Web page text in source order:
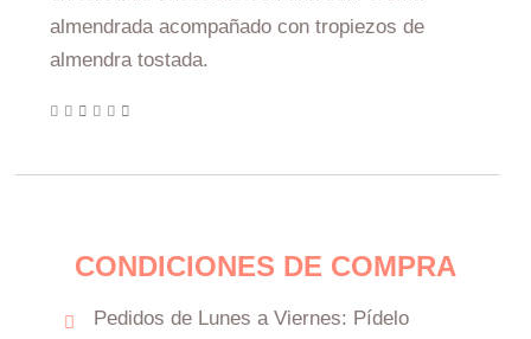
almendrada acompañado con tropiezos de
almendra tostada.
CONDICIONES DE COMPRA
Pedidos de Lunes a Viernes: Pídelo